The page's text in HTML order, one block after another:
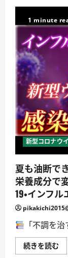
に
つ
い
て
詳
読
長
メ
ッ
セ
ー
型
ロ
ナ
ウ
イ
ル
ス
感
染
症
に
か
る
本
市
の
現
と
民
の
皆
ま
1 minute
新型コロナウ
夏も油断で
栄養成分で
19・インフル
「不調を
続きを読む
も